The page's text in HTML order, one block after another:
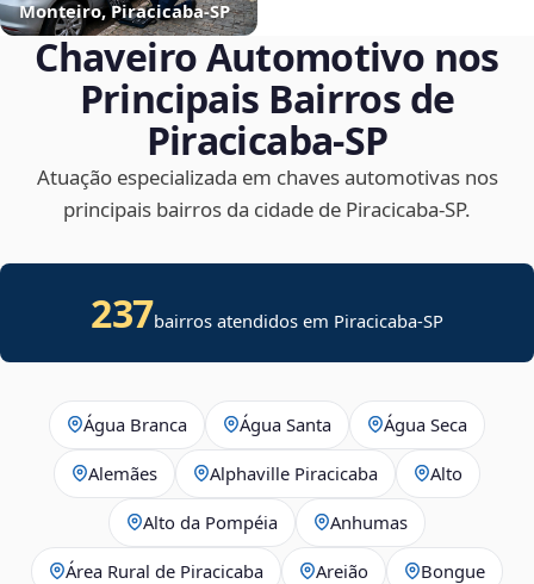
Monteiro, Piracicaba‑SP
Chaveiro Automotivo nos
Principais Bairros de
Piracicaba‑SP
Atuação especializada em chaves automotivas nos
principais bairros da cidade de Piracicaba‑SP.
237bairros atendidos em Piracicaba-SP
Água Branca Água Santa Água Seca
Alemães Alphaville Piracicaba Alto
Alto da Pompéia Anhumas
Área Rural de Piracicaba Areião Bongue